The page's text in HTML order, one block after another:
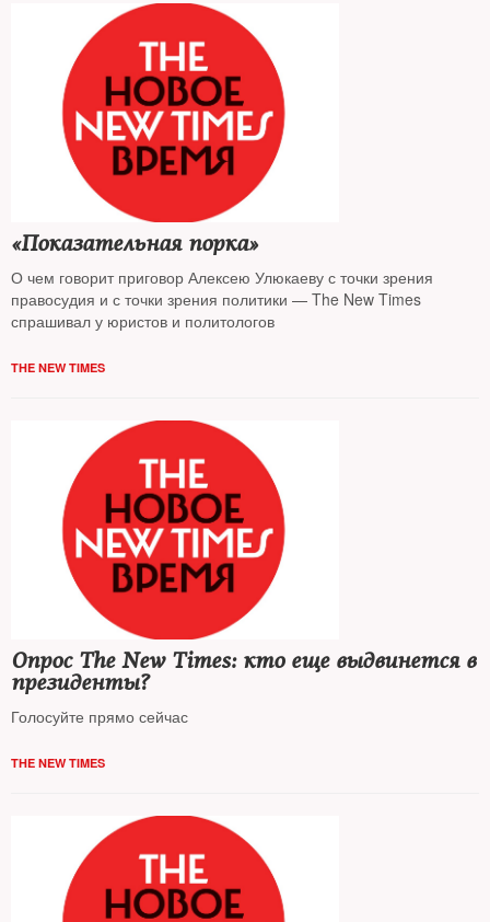
«Показательная порка»
О чем говорит приговор Алексею Улюкаеву с точки зрения
правосудия и с точки зрения политики — The New Times
спрашивал у юристов и политологов
THE NEW TIMES
Опрос The New Times: кто еще выдвинется в
президенты?
Голосуйте прямо сейчас
THE NEW TIMES